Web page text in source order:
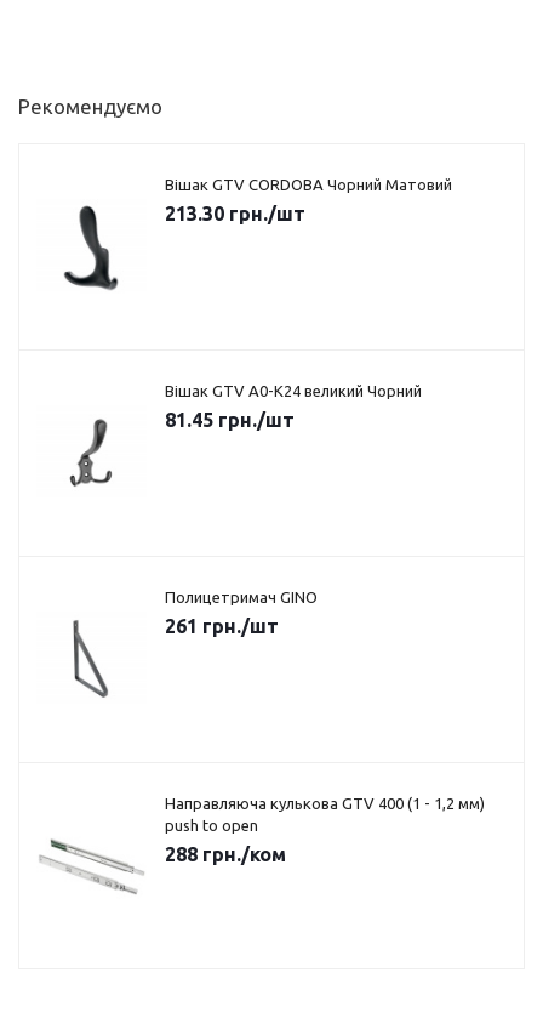
Рекомендуємо
Вішак GTV CORDOBA Чорний Матовий
213.30 грн./шт
Вішак GTV A0-K24 великий Чорний
81.45 грн./шт
Полицетримач GINO
261 грн./шт
Направляюча кулькова GTV 400 (1 - 1,2 мм)
push to open
288 грн./ком